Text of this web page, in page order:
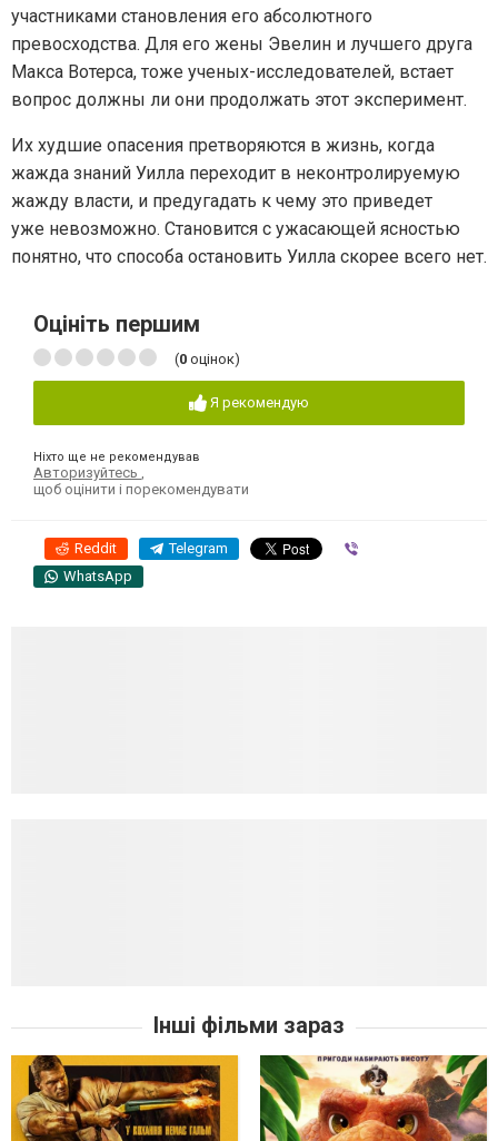
участниками становления его абсолютного
превосходства. Для его жены Эвелин и лучшего друга
Макса Вотерса, тоже ученых-исследователей, встает
вопрос должны ли они продолжать этот эксперимент.
Их худшие опасения претворяются в жизнь, когда
жажда знаний Уилла переходит в неконтролируемую
жажду власти, и предугадать к чему это приведет
уже невозможно. Становится с ужасающей ясностью
понятно, что способа остановить Уилла скорее всего нет.
Оцініть першим
(0 оцінок)
Я рекомендую
Ніхто ще не рекомендував
Авторизуйтесь ,
щоб оцінити і порекомендувати
Reddit Telegram
WhatsApp
Інші фільми зараз